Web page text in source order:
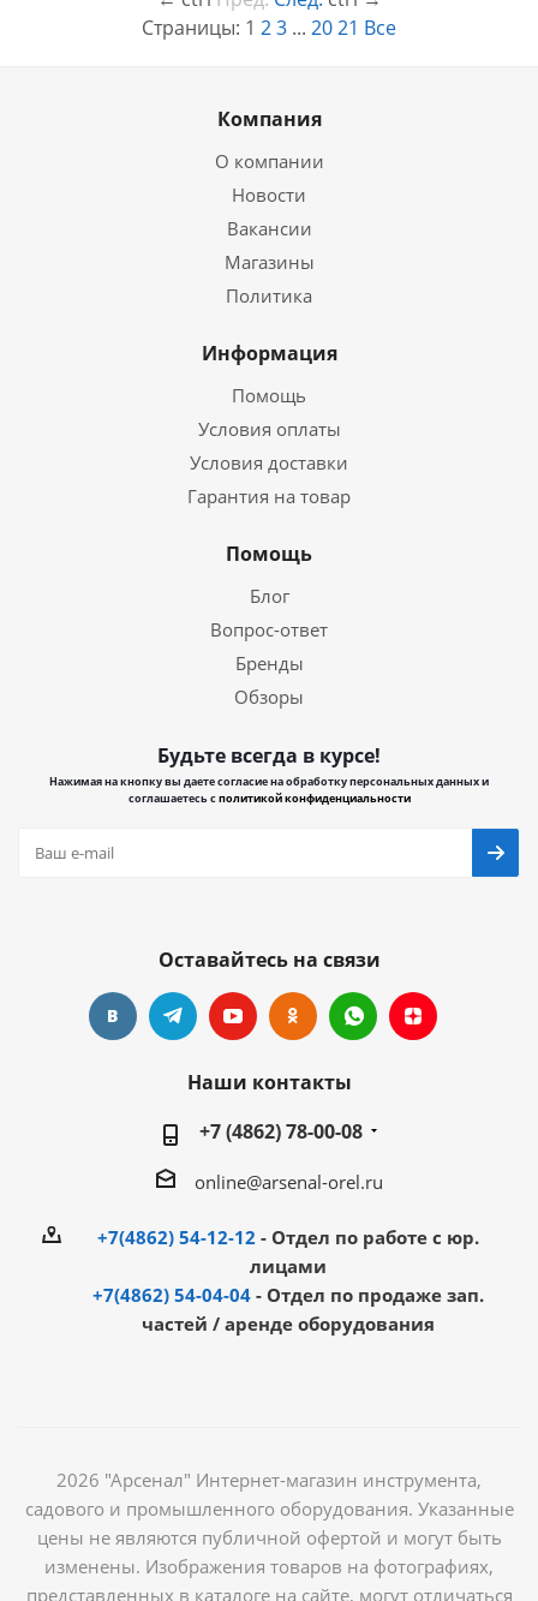
Страницы: 1 23 ... 2021 Все
Компания
О компании
Новости
Вакансии
Магазины
Политика
Информация
Помощь
Условия оплаты
Условия доставки
Гарантия на товар
Помощь
Блог
Вопрос-ответ
Бренды
Обзоры
Будьте всегда в курсе!
Нажимая на кнопку вы даете согласие на обработку персональных данных и
соглашаетесь сполитикой конфиденциальности
Оставайтесь на связи
Наши контакты
+7 (4862) 78-00-08
online@arsenal-orel.ru
+7(4862) 54-12-12 - Отдел по работе с юр.
лицами
+7(4862) 54-04-04 - Отдел по продаже зап.
частей / аренде оборудования
2026 "Арсенал" Интернет-магазин инструмента,
садового и промышленного оборудования. Указанные
цены не являются публичной офертой и могут быть
изменены. Изображения товаров на фотографиях,
представленных в каталоге на сайте, могут отличаться